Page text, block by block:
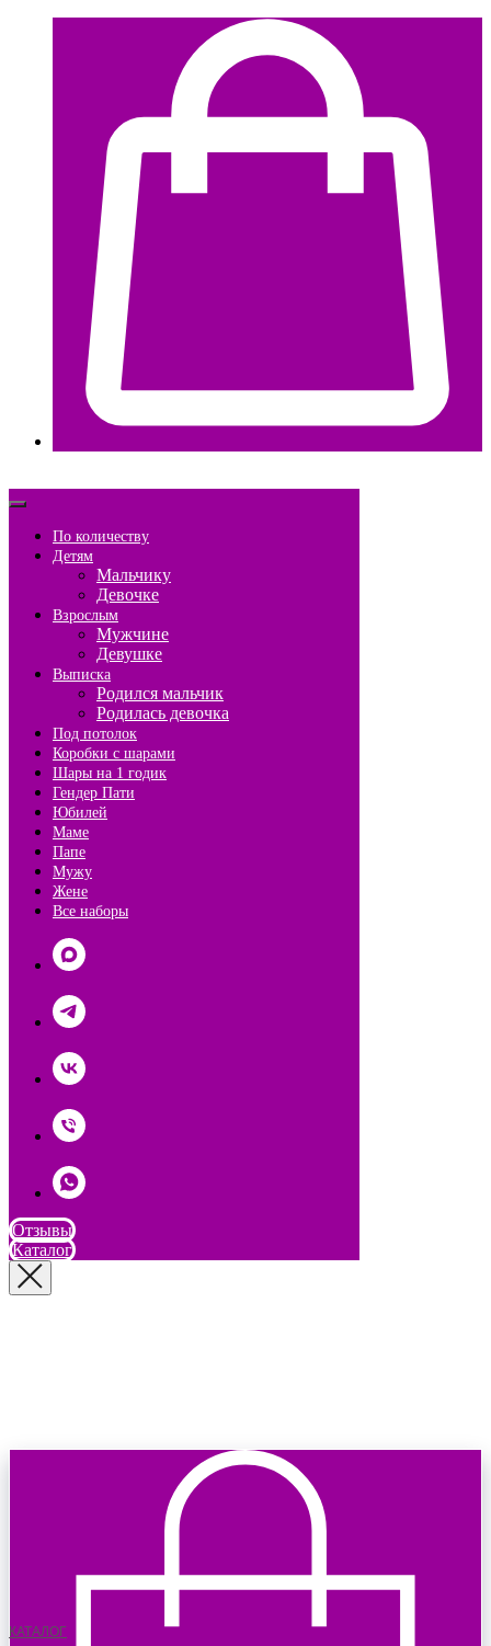
По количеству
Детям
Мальчику
Девочке
Взрослым
Мужчине
Девушке
Выписка
Родился мальчик
Родилась девочка
Под потолок
Коробки с шарами
Шары на 1 годик
Гендер Пати
Юбилей
Маме
Папе
Мужу
Жене
Все наборы
Отзывы
Каталог
КАТАЛОГ